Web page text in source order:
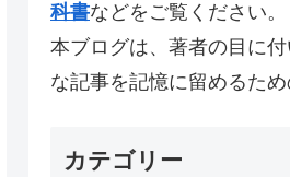
科書などをご覧ください。
本ブログは、著者の目に
な記事を記憶に留めるため
カテゴリー